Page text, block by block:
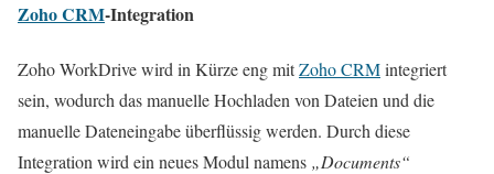
Zoho CRM-Integration
Zoho WorkDrive wird in Kürze eng mitZoho CRMintegriert
sein, wodurch das manuelle Hochladen von Dateien und die
manuelle Dateneingabe überflüssig werden. Durch diese
Integration wird ein neues Modul namens „Documents“